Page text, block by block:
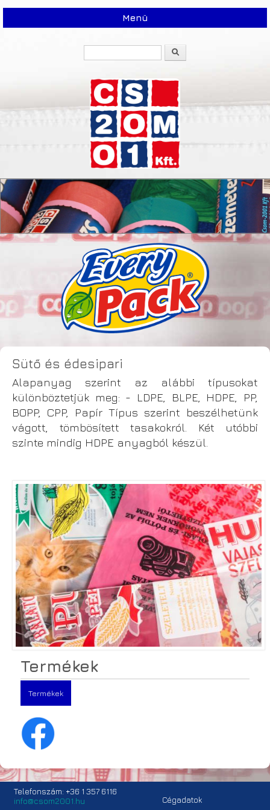
Menü
Keresés űrlap
Sütő és édesipari
Alapanyag szerint az alábbi típusokat
különböztetjük meg: - LDPE, BLPE, HDPE, PP,
BOPP, CPP, Papír Típus szerint beszélhetünk
vágott, tömbösített tasakokról. Két utóbbi
szinte mindig HDPE anyagból készül.
Termékek
Termékek
Telefonszám: +36 1 357 6116
info@csom2001.hu
Cégadatok